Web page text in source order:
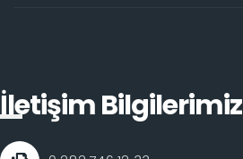
İletişim Bilgilerimiz